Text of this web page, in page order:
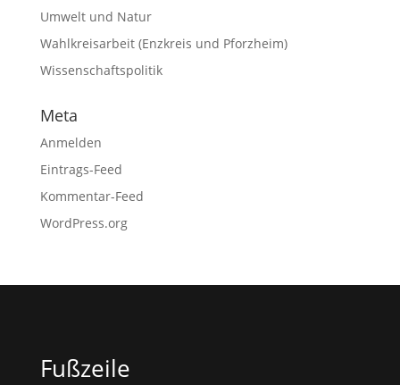
Umwelt und Natur
Wahlkreisarbeit (Enzkreis und Pforzheim)
Wissenschaftspolitik
Meta
Anmelden
Eintrags-Feed
Kommentar-Feed
WordPress.org
Fußzeile